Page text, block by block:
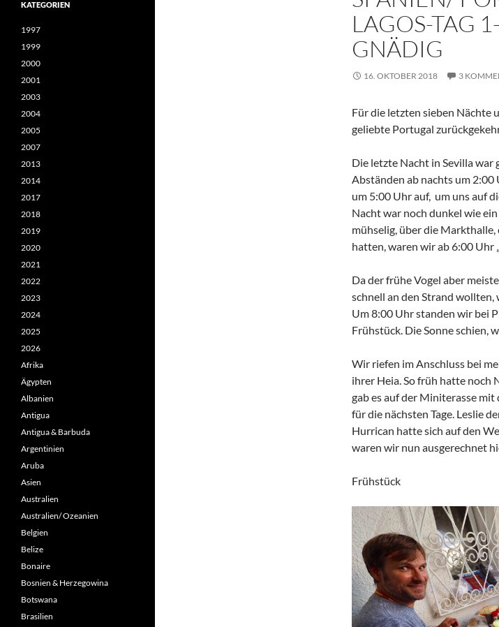
LAGOS-TAG
GNÄDIG
16. OKTOBER 2018 3
Für die letzten sieben Nächte
geliebte Portugal
Die letzte Nacht in Sevilla
Abständen ab nachts um
um 5:00 Uhr auf, um uns auf
Nacht war noch dunkel wie
mühselig, über die
hatten, waren wir ab 6:00 Uhr
Da der frühe Vogel aber
schnell an den Strand
Um 8:00 Uhr standen wir bei
Frühstück. Die Sonne schien,
Wir riefen im Anschluss bei
ihrer Heia. So früh hatte noch
gab es auf der Miniterasse
für die nächsten Tage. Leslie
Hurrican hatte sich auf den
waren wir nun ausgerechnet
Frühstück
KATEGORIEN
1997
1999
2000
2001
2003
2004
2005
2007
2013
2014
2017
2018
2019
2020
2021
2022
2023
2024
2025
2026
Afrika
Ägypten
Albanien
Antigua
Antigua & Barbuda
Argentinien
Aruba
Asien
Australien
Australien/ Ozeanien
Belgien
Belize
Bonaire
Bosnien & Herzegowina
Botswana
Brasilien